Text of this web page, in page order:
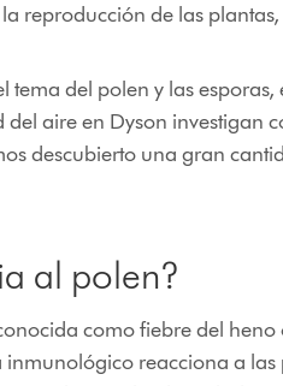
reproducción de las
tema del polen y las
del aire en Dyson investigan
descubierto una gran
al polen?
como fiebre del
reacciona a